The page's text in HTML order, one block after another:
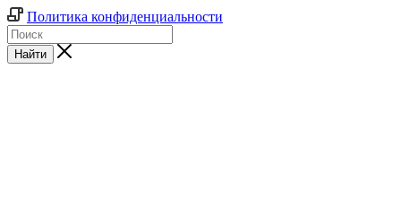
Политика конфиденциальности
Найти